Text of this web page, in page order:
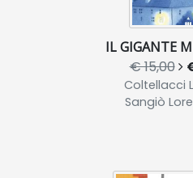
IL GIGANTE
€ 15,00
Coltellacci
Sangiò